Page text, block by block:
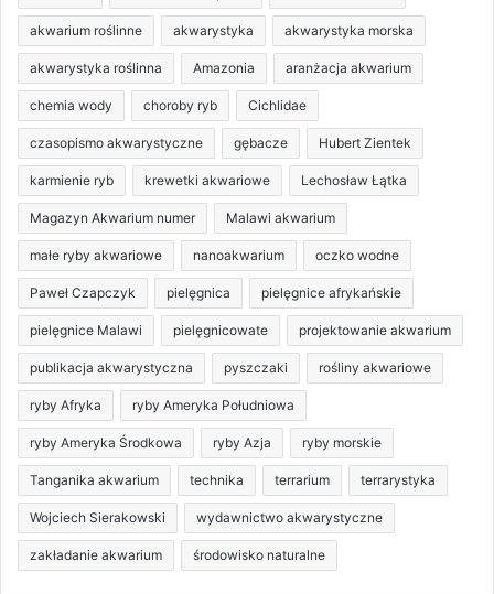
akwarium roślinne akwarystyka akwarystyka morska
akwarystyka roślinna Amazonia aranżacja akwarium
chemia wody choroby ryb Cichlidae
czasopismo akwarystyczne gębacze Hubert Zientek
karmienie ryb krewetki akwariowe Lechosław Łątka
Magazyn Akwarium numer Malawi akwarium
małe ryby akwariowe nanoakwarium oczko wodne
Paweł Czapczyk pielęgnica pielęgnice afrykańskie
pielęgnice Malawi pielęgnicowate projektowanie akwarium
publikacja akwarystyczna pyszczaki rośliny akwariowe
ryby Afryka ryby Ameryka Południowa
ryby Ameryka Środkowa ryby Azja ryby morskie
Tanganika akwarium technika terrarium terrarystyka
Wojciech Sierakowski wydawnictwo akwarystyczne
zakładanie akwarium środowisko naturalne